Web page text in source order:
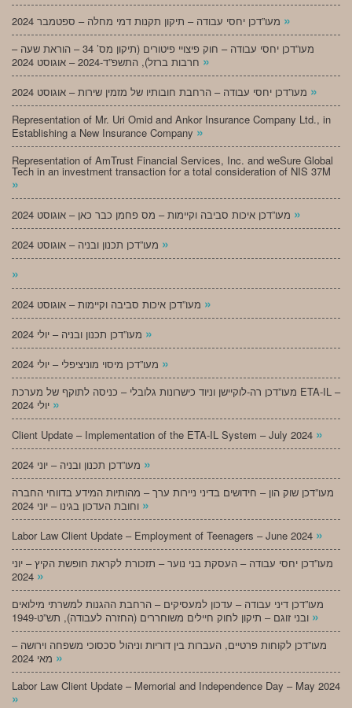
»
מעו”דכן יחסי עבודה – חוק פיצויי פיטורים (תיקון מס’ 34 – הוראת שעה –
»
»
Representation of Mr. Uri Omid and Ankor Insurance Company Ltd., in
Establishing a New Insurance Company »
Representation of AmTrust Financial Services, Inc. and weSure Global
Tech in an investment transaction for a total consideration of NIS 37M
»
»
»
»
»
»
»
מעו”דכן רה-לוקיישן וניוד כישרונות גלובלי – כניסה לתוקף של מערכת ETA-IL –
»
Client Update – Implementation of the ETA-IL System – July 2024 »
»
מעו”דכן שוק הון – חידושים בדיני ניירות ערך – מהותיות המידע בדווחי החברה
»
Labor Law Client Update – Employment of Teenagers – June 2024 »
מעו”דכן יחסי עבודה – העסקת בני נוער – תזכורת לקראת חופשת הקיץ – יוני
»
מעו”דכן דיני עבודה – עדכון למעסיקים – הרחבת ההגנות למשרתי מילואים
»
מעו”דכן לקוחות פרטיים, העברות בין דוריות וניהול סכסוכי משפחה וירושה –
»
Labor Law Client Update – Memorial and Independence Day – May 2024
»